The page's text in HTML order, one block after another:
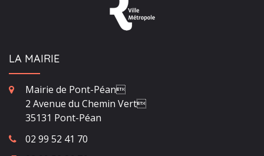
LA MAIRIE
Mairie de Pont-Péan
2 Avenue du Chemin Vert
35131 Pont-Péan
02 99 52 41 70